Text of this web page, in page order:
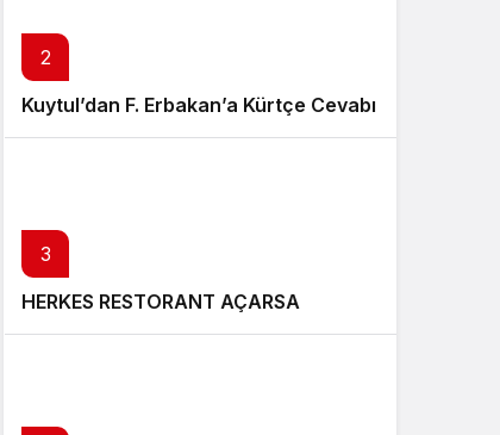
2
Kuytul’dan F. Erbakan’a Kürtçe Cevabı
3
HERKES RESTORANT AÇARSA